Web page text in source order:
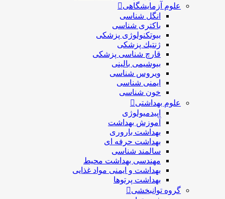
علوم آزمایشگاهی
انگل شناسی
باکتری شناسی
بیوتکنولوژی پزشکی
ژنتيك پزشکی
قارچ شناسی پزشكی
بیوشیمی بالینی
ویروس شناسی
ایمنی شناسی
خون شناسی
علوم بهداشتی
اپیدمیولوژی
آموزش بهداشت
بهداشت باروری
بهداشت حرفه ای
سالمند شناسی
مهندسی بهداشت محيط
بهداشت و ایمنی مواد غذایی
بهداشت پرتوها
گروه توانبخشی